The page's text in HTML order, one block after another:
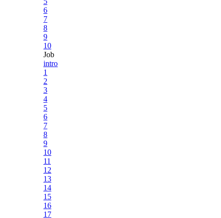
6
7
8
9
10
Job
intro
1
2
3
4
5
6
7
8
9
10
11
12
13
14
15
16
17